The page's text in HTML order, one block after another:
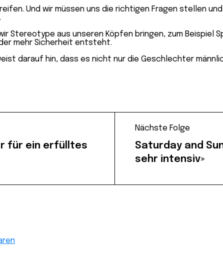
Und wir müssen uns die richtigen Fragen stellen
Stereotype aus unseren Köpfen bringen, zum Beispiel
mehr Sicherheit entsteht.
darauf hin, dass es nicht nur die Geschlechter
für ein erfülltes
Nächste Folge
Saturday and
sehr intensiv»